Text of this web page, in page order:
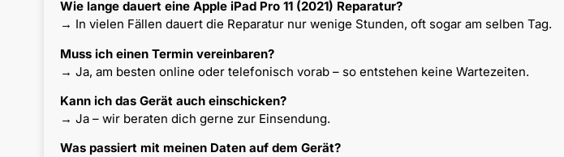
Wie lange dauert eine Apple iPad Pro 11 (2021) Reparatur?
→ In vielen Fällen dauert die Reparatur nur wenige Stunden, oft sogar am selben Tag.
Muss ich einen Termin vereinbaren?
→ Ja, am besten online oder telefonisch vorab – so entstehen keine Wartezeiten.
Kann ich das Gerät auch einschicken?
→ Ja – wir beraten dich gerne zur Einsendung.
Was passiert mit meinen Daten auf dem Gerät?